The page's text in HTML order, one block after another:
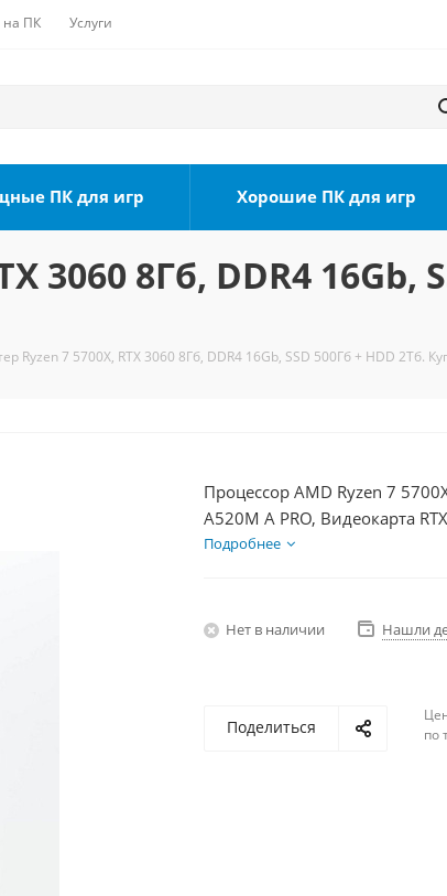
на ПК Услуги
ПК для игр Хорошие ПК для игр
3060 8Гб, DDR4 16Gb,
Ryzen 7 5700X, RTX 3060 8Гб, DDR4 16Gb, SSD 500Гб + HDD 2Тб.
Процессор AMD Ryzen 7
A520M A PRO, Видеокарта
HDD 2Тб, БП 600Вт
Подробнее
Нет в наличии Нашли
Поделиться
по